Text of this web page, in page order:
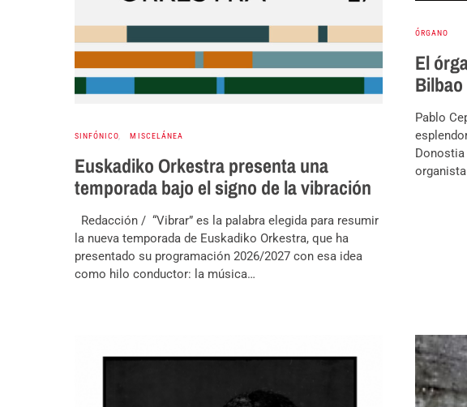
SINFÓNICO MISCELÁNEA
Euskadiko Orkestra presenta una
temporada bajo el signo de la vibración
Redacción / “Vibrar” es la palabra elegida para resumir
la nueva temporada de Euskadiko Orkestra, que ha
presentado su programación 2026/2027 con esa idea
como hilo conductor: la música…
ÓRGANO
El
Bilbao
Pablo